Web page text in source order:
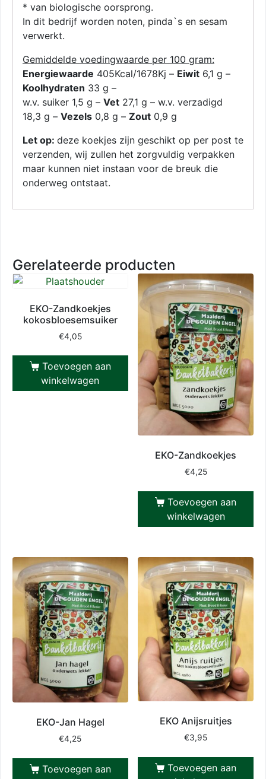
* van biologische oorsprong.
In dit bedrijf worden noten, pinda`s en sesam
verwerkt.
Gemiddelde voedingwaarde per 100 gram:
Energiewaarde 405Kcal/1678Kj – Eiwit 6,1 g –
Koolhydraten 33 g –
w.v. suiker 1,5 g – Vet 27,1 g – w.v. verzadigd
18,3 g – Vezels 0,8 g – Zout 0,9 g
Let op: deze koekjes zijn geschikt op per post te
verzenden, wij zullen het zorgvuldig verpakken
maar kunnen niet instaan voor de breuk die
onderweg ontstaat.
Gerelateerde producten
EKO-Zandkoekjes
kokosbloesemsuiker
€4,05
Toevoegen aan
winkelwagen
EKO-Zandkoekjes
€4,25
Toevoegen aan
winkelwagen
EKO-Jan Hagel
€4,25
Toevoegen aan
EKO Anijsruitjes
€3,95
Toevoegen aan